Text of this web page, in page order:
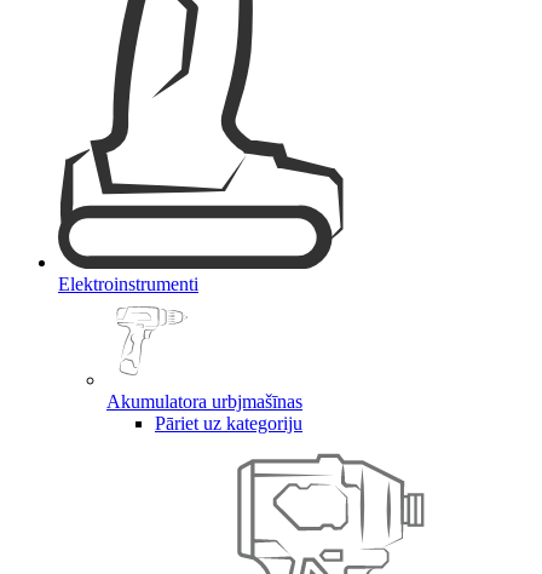
Elektroinstrumenti
Akumulatora urbjmašīnas
Pāriet uz kategoriju